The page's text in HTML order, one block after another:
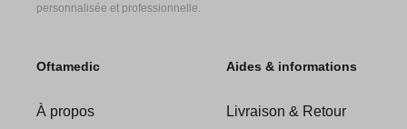
personnalisée et professionnelle.
Oftamedic
À propos
Aides & informations
Livraison & Retour